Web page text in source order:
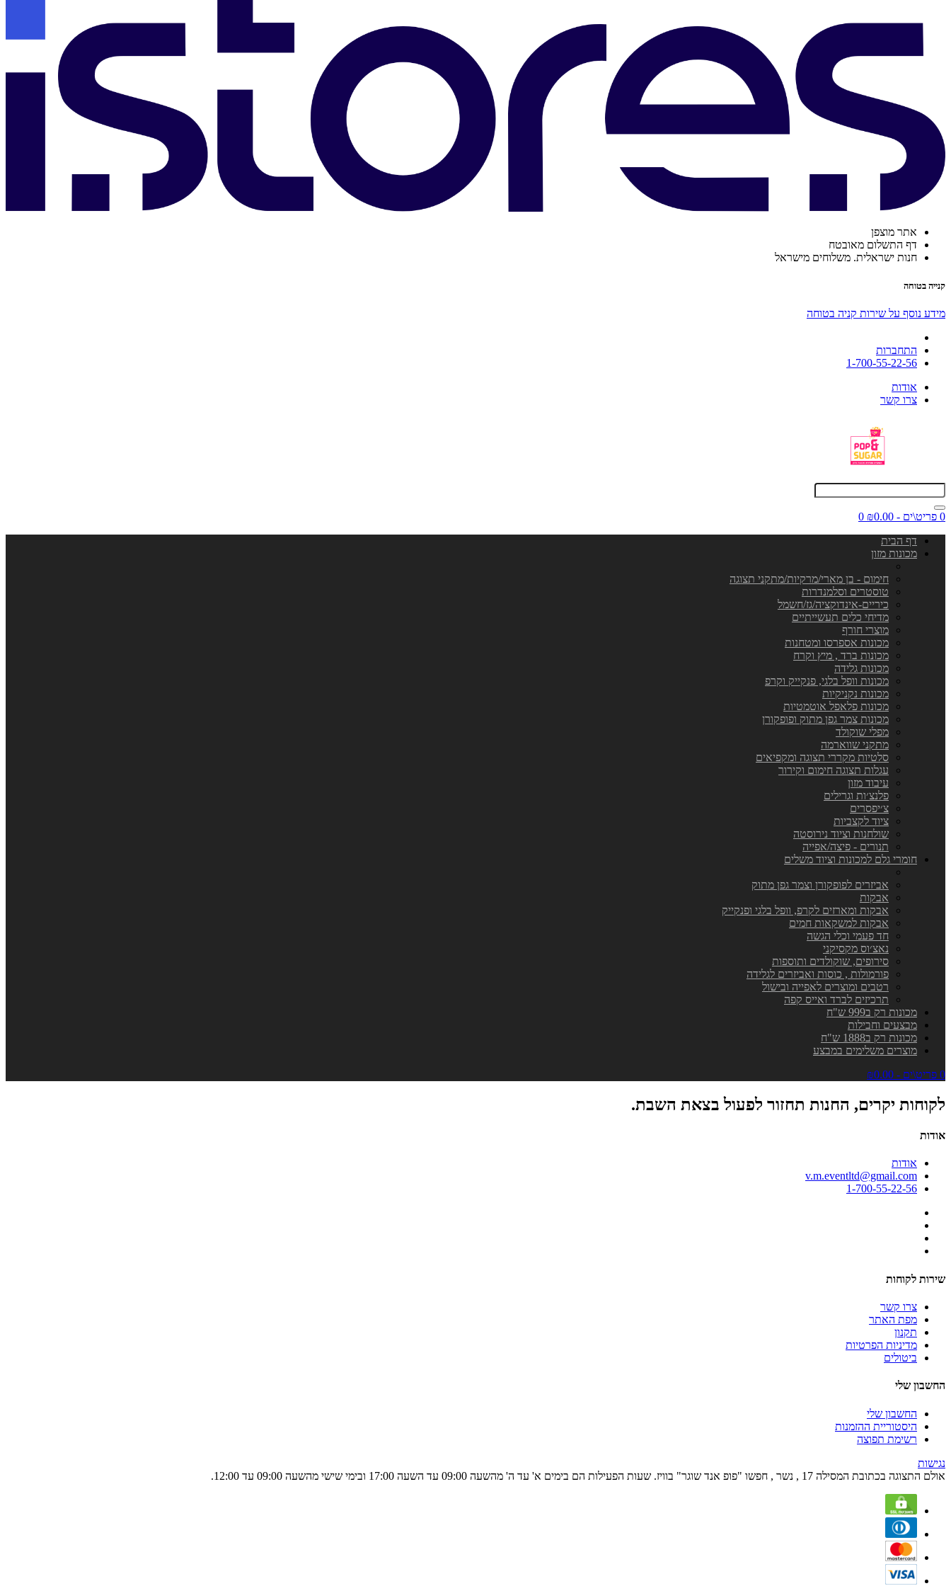
אתר מוצפן
דף התשלום מאובטח
חנות ישראלית. משלוחים מישראל
קנייה בטוחה
מידע נוסף על שירות קניה בטוחה
התחברות
1-700-55-22-56
אודות
צרו קשר
0 פריט\ים - ₪0.00
0
דף הבית
מכונות מזון
חימום - בן מארי/מרקיות/מתקני תצוגה
טוסטרים וסלמנדרות
כיריים-אינדוקציה/גז/חשמל
מדיחי כלים תעשייתיים
מוצרי חורף
מכונות אספרסו ומטחנות
מכונות ברד , מיץ וקרח
מכונות גלידה
מכונות וופל בלגי, פנקייק וקרפ
מכונות נקניקיות
מכונות פלאפל אוטמטיות
מכונות צמר גפן מתוק ופופקורן
מפלי שוקולד
מתקני שווארמה
סלטיות מקררי תצוגה ומקפיאים
עגלות תצוגה חימום וקירור
עיבוד מזון
פלנצ׳ות וגרילים
צ׳יפסרים
ציוד לקצביות
שולחנות וציוד נירוסטה
תנורים - פיצה/אפייה
חומרי גלם למכונות וציוד משלים
אביזרים לפופקורן וצמר גפן מתוק
אבקות
אבקות ומארזים לקרפ, וופל בלגי ופנקייק
אבקות למשקאות חמים
חד פעמי וכלי הגשה
נאצ׳וס מקסיקני
סירופים, שוקולדים ותוספות
פורמולות , כוסות ואביזרים לגלידה
רטבים ומוצרים לאפייה ובישול
תרכיזים לברד ואייס קפה
מכונות רק ב999 ש"ח
מבצעים וחבילות
מכונות רק ב1888 ש"ח
מוצרים משלימים במבצע
0 פריט\ים - ₪0.00
לקוחות יקרים, החנות תחזור לפעול בצאת השבת.
אודות
אודות
v.m.eventltd@gmail.com
1-700-55-22-56
שירות לקוחות
צרו קשר
מפת האתר
תקנון
מדיניות הפרטיות
ביטולים
החשבון שלי
החשבון שלי
היסטוריית ההזמנות
רשימת תפוצה
נגישות
אולם התצוגה בכתובת המסילה 17 , נשר , חפשו "פופ אנד שוגר" בוויז. שעות הפעילות הם בימים א' עד ה' מהשעה 09:00 עד השעה 17:00 ובימי שישי מהשעה 09:00 עד 12:00.